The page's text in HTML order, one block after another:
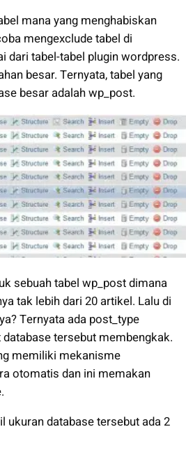
mana yang menghabiskan
mengexclude tabel di
dari tabel-tabel plugin wordpress.
besar. Ternyata, tabel yang
besar adalah wp_post.
sebuah tabel wp_post dimana
tak lebih dari 20 artikel. Lalu di
Ternyata ada post_type
tersebut membengkak.
memiliki mekanisme
otomatis dan ini memakan
ukuran database tersebut ada 2